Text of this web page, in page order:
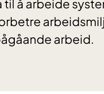
til å arbeide
arbeid.